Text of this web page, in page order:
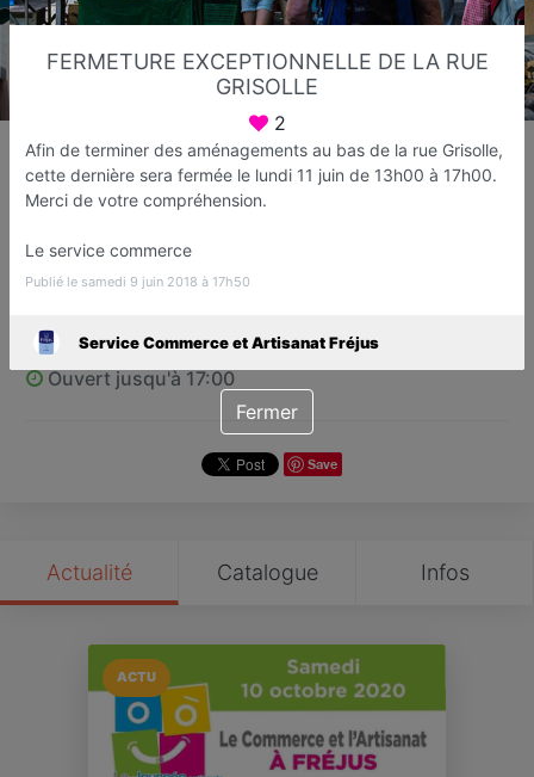
Service Commerce et
Artisanat Fréjus
Mairie
Ouvert jusqu'à 17:00
Save
Actualité Catalogue Infos
ACTU
FERMETURE EXCEPTIONNELLE DE LA RUE
GRISOLLE
2
Afin de terminer des aménagements au bas de la rue Grisolle,
cette dernière sera fermée le lundi 11 juin de 13h00 à 17h00.
Merci de votre compréhension.
Le service commerce
Publié le samedi 9 juin 2018 à 17h50
Service Commerce et Artisanat Fréjus
Fermer